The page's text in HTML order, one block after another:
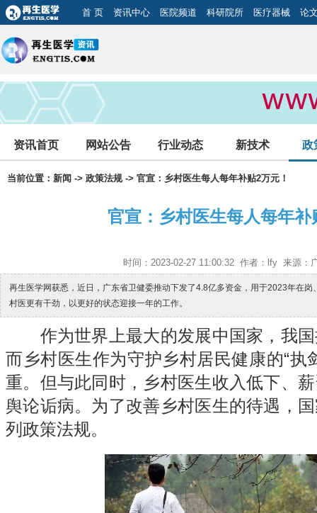
首 页 资讯中心 医院频道 科研院所 医疗器械 论
资讯首页 网站公告 行业动态 新技术 政
当前位置： 新闻 -> 政策法规-> 官宣：乡村医生每人每年补贴2万元！
官宣：乡村医生每人每年补
时间：2023-02-27 11:00:32 作者：lfy 来源：
再生医学网获悉，近日，广东省卫健委推动下发了4.8亿多资金，用于2023年在
村医更有干劲，以更好的状态迎接一年的工作。
作为世界上最大的发展中国家，我国
而乡村医生作为守护乡村居民健康的“执
重。但与此同时， 乡村医生收入低下、
舆论诟病。为了改善乡村医生的待遇，
列政策法规。